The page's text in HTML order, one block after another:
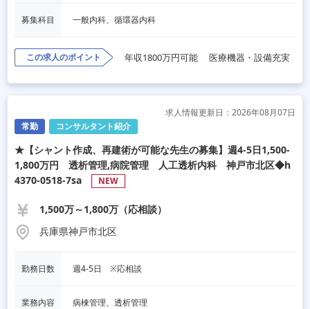
募集科目 一般内科、循環器内科
この求人のポイント 年収1800万円可能 医療機器・設備充実
常勤 コンサルタント紹介
求人情報更新日：2026年08月07日
★【シャント作成、再建術が可能な先生の募集】週4-5日1,500-
1,800万円 透析管理,病院管理 人工透析内科 神戸市北区◆h
4370-0518-7sa
NEW
1,500万～1,800万（応相談）
兵庫県神戸市北区
勤務日数 週4-5日　※応相談
業務内容 病棟管理、透析管理